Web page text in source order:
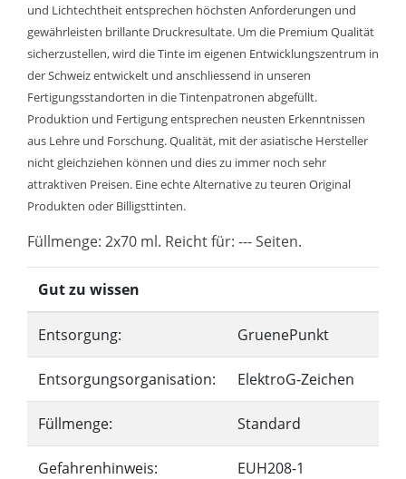
und Lichtechtheit entsprechen höchsten Anforderungen und
gewährleisten brillante Druckresultate. Um die Premium Qualität
sicherzustellen, wird die Tinte im eigenen Entwicklungszentrum in
der Schweiz entwickelt und anschliessend in unseren
Fertigungsstandorten in die Tintenpatronen abgefüllt.
Produktion und Fertigung entsprechen neusten Erkenntnissen
aus Lehre und Forschung. Qualität, mit der asiatische Hersteller
nicht gleichziehen können und dies zu immer noch sehr
attraktiven Preisen. Eine echte Alternative zu teuren Original
Produkten oder Billigsttinten.
Füllmenge: 2x70 ml. Reicht für: --- Seiten.
Gut zu wissen
Entsorgung: GruenePunkt
Entsorgungsorganisation: ElektroG-Zeichen
Füllmenge: Standard
Gefahrenhinweis: EUH208-1